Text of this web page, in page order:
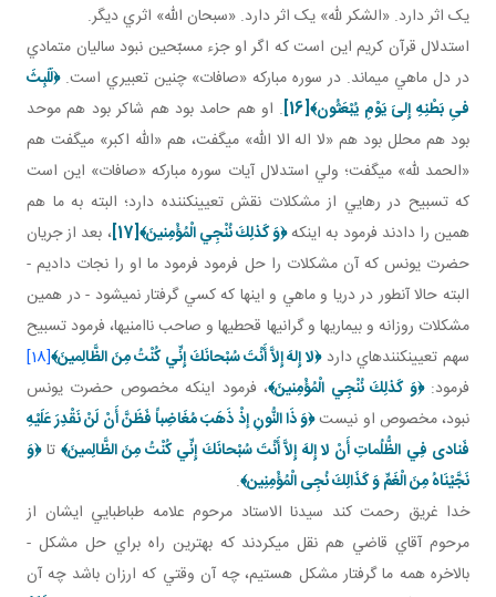
يک اثر دارد. «الشکر لله» يک اثر دارد. «سبحان الله» اثري ديگر.
استدلال قرآن کريم اين است که اگر او جزء مسبّحين نبود ساليان متمادي
در دل ماهي مي ماند. در سوره مبارکه «صافات» چنين تعبيري است.﴿لَلَبِثَ
فىِ بَطْنِهِ إِلىَ‏ يَوْمِ يُبْعَثُون‏﴾[16]
. او هم حامد بود هم شاکر بود هم موحد
بود هم محلل بود هم «لا اله الا الله» مي گفت، هم «الله اکبر» مي گفت هم
«الحمد لله» مي گفت؛ ولي استدلال آيات سوره مبارکه «صافات» اين است
که تسبيح در رهايي از مشکلات نقش تعيين کننده دارد؛ البته به ما هم
همين را دادند فرمود به اينکه﴿وَ كَذلِكَ نُنْجِي الْمُؤْمِنينَ﴾[17]
، بعد از جريان
حضرت يونس که آن مشکلات را حل فرمود فرمود ما او را نجات داديم -
البته حالا آن طور در دريا و ماهي و اينها که کسي گرفتار نمي شود - در همين
مشکلات روزانه و بيماري ها و گراني ها قحطي ها و صاحب ناامني ها، فرمود تسبيح
سهم تعيين کننده اي دارد﴿لا إِلهَ إِلاَّ أَنْتَ سُبْحانَكَ إِنِّي كُنْتُ مِنَ الظَّالِمينَ﴾[18]
فرمود:﴿وَ كَذلِكَ نُنْجِي الْمُؤْمِنينَ﴾، فرمود اينکه مخصوص حضرت يونس
نبود، مخصوص او نيست﴿وَ ذَا النُّونِ إذْ ذَهَبَ مُغَاضِباً فَظَنَّ أَنْ لَنْ نَقْدِرَ عَلَيْهِ
فَنادى‏ فِي الظُّلُماتِ أَنْ لا إِلهَ إِلاَّ أَنْتَ سُبْحانَكَ إِنِّي كُنْتُ مِنَ الظَّالِمينَ﴾ تا﴿وَ
نَجَّيْنَاهُ مِنَ الْغَمِّ وَ كَذَالِكَ نُجِى الْمُؤْمِنِين‏﴾.
خدا غريق رحمت کند سيدنا الاستاد مرحوم علامه طباطبايي ايشان از
مرحوم آقاي قاضي هم نقل مي کردند که بهترين راه براي حل مشکل -
بالاخره همه ما گرفتار مشکل هستيم، چه آن وقتي که ارزان باشد چه آن